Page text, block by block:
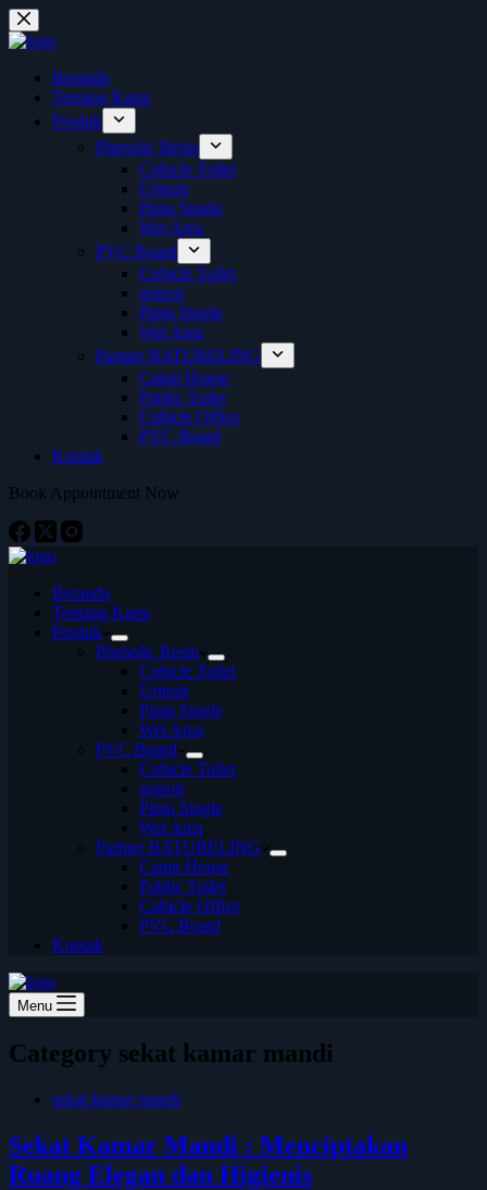
Skip
to
content
Beranda
Tentang Kami
Produk
Phenolic Resin
Cubicle Toilet
Urinoir
Pintu Single
Wet Area
PVC Board
Cubicle Toilet
urinoir
Pintu Single
Wet Area
Partner BATUBELING
Camp House
Public Toilet
Cubicle Office
PVC Board
Kontak
Book Appointment Now
Beranda
Tentang Kami
Produk
Phenolic Resin
Cubicle Toilet
Urinoir
Pintu Single
Wet Area
PVC Board
Cubicle Toilet
urinoir
Pintu Single
Wet Area
Partner BATUBELING
Camp House
Public Toilet
Cubicle Office
PVC Board
Kontak
Menu
Category sekat kamar mandi
sekat kamar mandi
Sekat Kamar Mandi : Menciptakan
Ruang Elegan dan Higienis